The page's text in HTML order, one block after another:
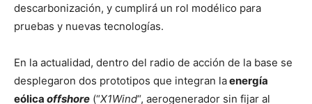
descarbonización, y cumplirá un rol modélico para
pruebas y nuevas tecnologías.
En la actualidad, dentro del radio de acción de la base se
desplegaron dos prototipos que integran laenergía
eólica offshore (“X1Wind“, aerogenerador sin fijar al